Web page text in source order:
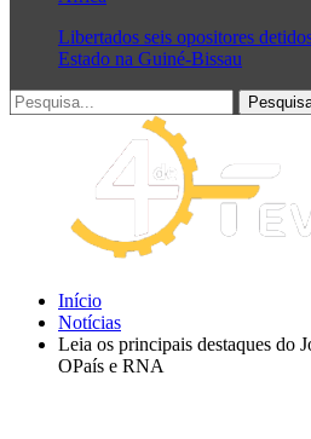
Libertados seis opositores
Estado na Guiné-Bissau
Início
Notícias
Leia os principais destaques do
OPaís e RNA